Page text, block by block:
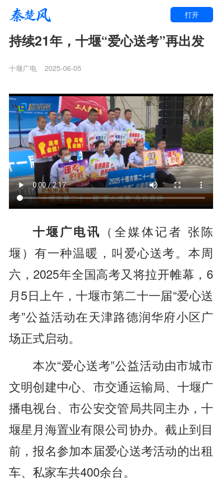
打开
持续21年，十堰“爱心送考”再出发
十堰广电 2025-06-05
十堰广电讯 （全媒体记者 张陈
堰） 有一种温暖，叫爱心送考。本周
六，2025年全国高考又将拉开帷幕，6
月5日上午，十堰市第二十一届“爱心送
考”公益活动在天津路德润华府小区广
场正式启动。
本次“爱心送考”公益活动由市城市
文明创建中心、市交通运输局、十堰广
播电视台、市公安交管局共同主办，十
堰星月海置业有限公司协办。截止到目
前，报名参加本届爱心送考活动的出租
车、私家车共400余台。